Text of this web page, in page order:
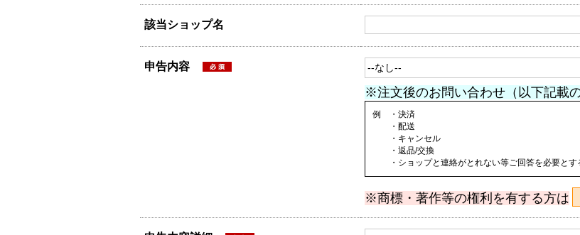
該当ショップ名
申告内容
※注文後のお問い合わせ（以下記載
例 ・決済
・配送
・キャンセル
・返品/交換
・ショップと連絡がとれない等ご回答を必要とす
※商標・著作等の権利を有する方は